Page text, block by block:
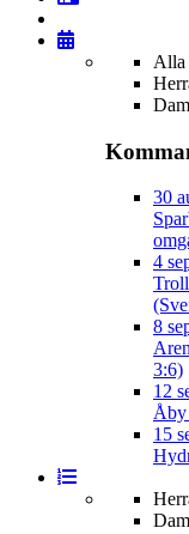
Alla
30
4
8
3:6)
12
Åby
15